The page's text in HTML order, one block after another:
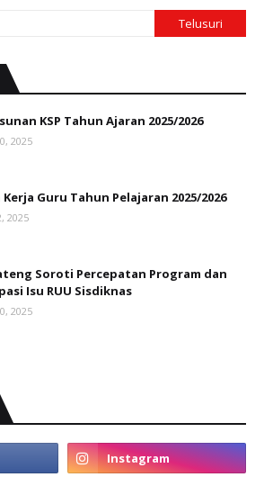
KSP Tahun Ajaran 2025/2026
2025
Kerja Guru Tahun Pelajaran 2025/2026
2025
Soroti Percepatan Program dan
Isu RUU Sisdiknas
2025